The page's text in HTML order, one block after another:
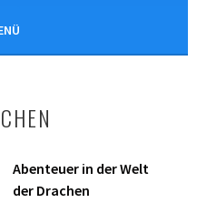
Abenteuer in der Welt
der Drachen